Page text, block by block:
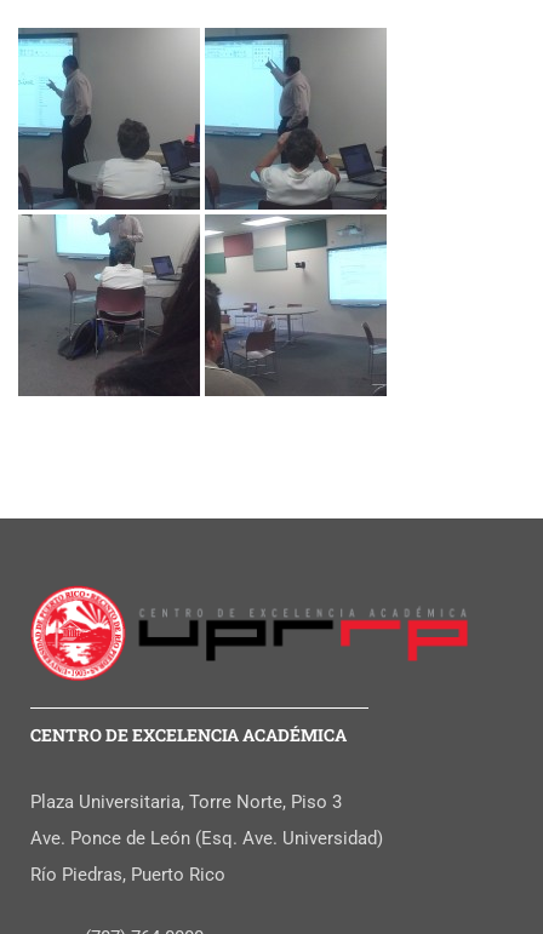
CENTRO DE EXCELENCIA ACADÉMICA
Plaza Universitaria, Torre Norte, Piso 3
Ave. Ponce de León (Esq. Ave. Universidad)
Río Piedras, Puerto Rico